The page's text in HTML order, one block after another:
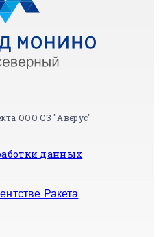
ООО СЗ "Аверус"
данных
Ракета